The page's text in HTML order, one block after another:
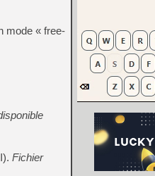
mode « free-
Fichier